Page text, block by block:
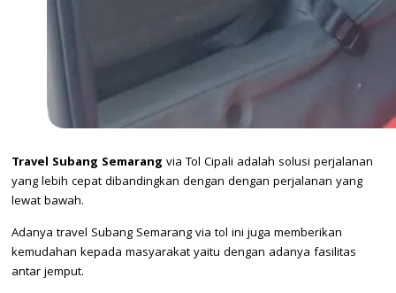
Travel Subang Semarang via Tol Cipali adalah solusi perjalanan
yang lebih cepat dibandingkan dengan dengan perjalanan yang
lewat bawah.
Adanya travel Subang Semarang via tol ini juga memberikan
kemudahan kepada masyarakat yaitu dengan adanya fasilitas
antar jemput.